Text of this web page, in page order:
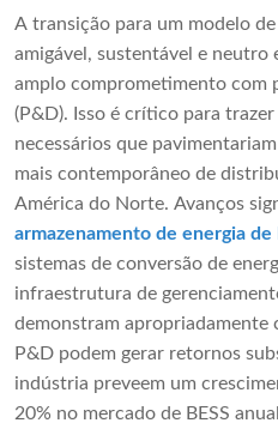
A transição para um modelo
amigável, sustentável e neutro
amplo comprometimento com
(P&D). Isso é crítico para
necessários que
mais contemporâneo de
América do Norte. Avanços
armazenamento de energia de
sistemas de conversão de
infraestrutura de
demonstram apropriadamente
P&D podem gerar retornos
indústria preveem um
20% no mercado de BESS